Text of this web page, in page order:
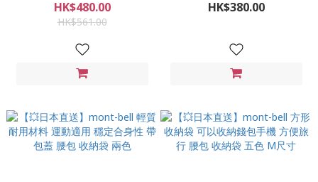
黑色 B4 2.3L
HK$480.00
HK$561.00
帶 行李袋 黑色
HK$380.00